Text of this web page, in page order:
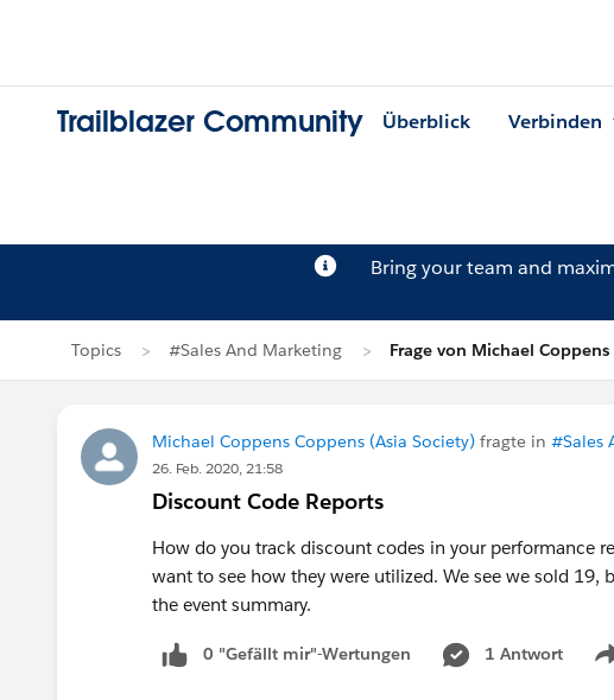
Trailblazer Community Überblick Verbinden
Bring your team and
Topics #Sales And Marketing Frage von Michael
Michael Coppens Coppens (Asia Society) fragte in #Sales
26. Feb. 2020, 21:58
Discount Code Reports
How do you track discount codes in your performance
want to see how they were utilized. We see we sold
the event summary.
0 "Gefällt mir"-Wertungen 1 Antwort